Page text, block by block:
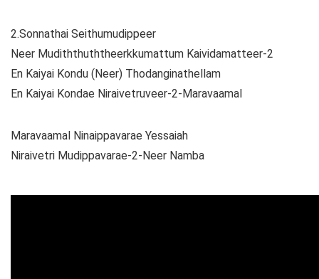
2.Sonnathai Seithumudippeer
Neer Mudiththuththeerkkumattum Kaividamatteer-2
En Kaiyai Kondu (Neer) Thodanginathellam
En Kaiyai Kondae Niraivetruveer-2-Maravaamal
Maravaamal Ninaippavarae Yessaiah
Niraivetri Mudippavarae-2-Neer Namba